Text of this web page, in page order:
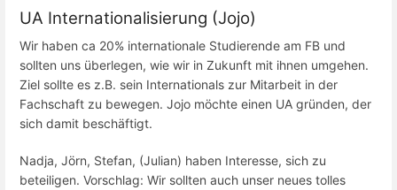
UA Internationalisierung (Jojo)
Wir haben ca 20% internationale Studierende am FB und
sollten uns überlegen, wie wir in Zukunft mit ihnen umgehen.
Ziel sollte es z.B. sein Internationals zur Mitarbeit in der
Fachschaft zu bewegen. Jojo möchte einen UA gründen, der
sich damit beschäftigt.
Nadja, Jörn, Stefan, (Julian) haben Interesse, sich zu
beteiligen. Vorschlag: Wir sollten auch unser neues tolles